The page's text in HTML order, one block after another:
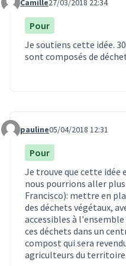
Commentaire 350
Pour
Je soutiens cette idée.
sont composés de
Commentaire 465
pauline05/04/2018 12:31
Pour
Je trouve que cette idée
nous pourrions aller
Francisco): mettre en
des déchets végétaux,
accessibles à l'ensemble
ces déchets dans un
compost qui sera
agriculteurs du territoire.